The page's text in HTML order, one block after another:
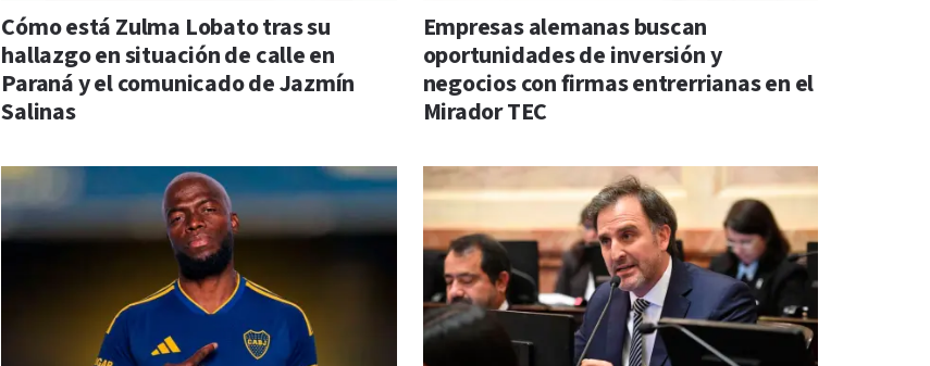
Cómo está Zulma Lobato tras su
hallazgo en situación de calle en
Paraná y el comunicado de Jazmín
Salinas
Empresas alemanas buscan
oportunidades de inversión y
negocios con firmas entrerrianas en el
Mirador TEC